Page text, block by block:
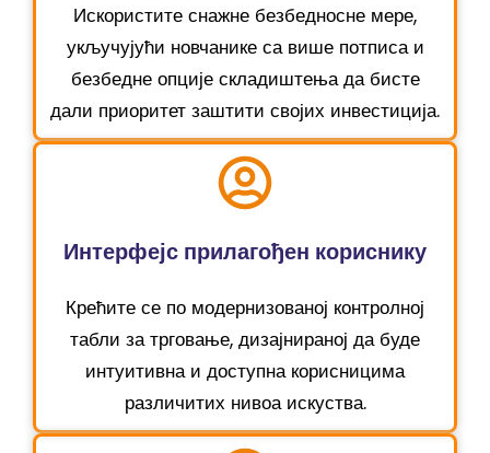
Искористите снажне безбедносне мере,
укључујући новчанике са више потписа и
безбедне опције складиштења да бисте
дали приоритет заштити својих инвестиција.
Интерфејс прилагођен кориснику
Крећите се по модернизованој контролној
табли за трговање, дизајнираној да буде
интуитивна и доступна корисницима
различитих нивоа искуства.